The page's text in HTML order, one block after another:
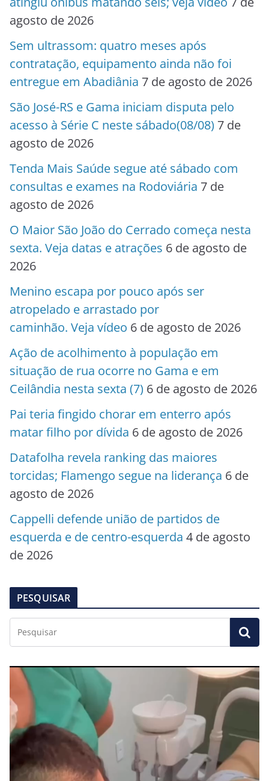
agosto de 2026
Sem ultrassom: quatro meses após
contratação, equipamento ainda não foi
entregue em Abadiânia 7 de agosto de 2026
São José-RS e Gama iniciam disputa pelo
acesso à Série C neste sábado(08/08) 7 de
agosto de 2026
Tenda Mais Saúde segue até sábado com
consultas e exames na Rodoviária 7 de
agosto de 2026
O Maior São João do Cerrado começa nesta
sexta. Veja datas e atrações 6 de agosto de
2026
Menino escapa por pouco após ser
atropelado e arrastado por
caminhão. Veja vídeo 6 de agosto de 2026
Ação de acolhimento à população em
situação de rua ocorre no Gama e em
Ceilândia nesta sexta (7) 6 de agosto de 2026
Pai teria fingido chorar em enterro após
matar filho por dívida 6 de agosto de 2026
Datafolha revela ranking das maiores
torcidas; Flamengo segue na liderança 6 de
agosto de 2026
Cappelli defende união de partidos de
esquerda e de centro-esquerda 4 de agosto
de 2026
PESQUISAR